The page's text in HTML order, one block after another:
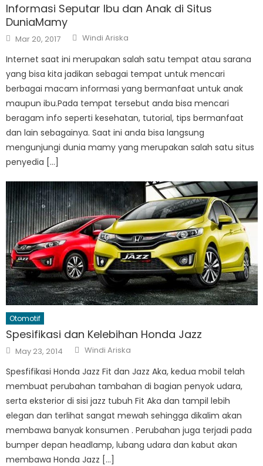
Informasi Seputar Ibu dan Anak di Situs
DuniaMamy
Posted
on
Mar 20, 2017 Author
Windi Ariska
Internet saat ini merupakan salah satu tempat atau sarana
yang bisa kita jadikan sebagai tempat untuk mencari
berbagai macam informasi yang bermanfaat untuk anak
maupun ibu.Pada tempat tersebut anda bisa mencari
beragam info seperti kesehatan, tutorial, tips bermanfaat
dan lain sebagainya. Saat ini anda bisa langsung
mengunjungi dunia mamy yang merupakan salah satu situs
penyedia […]
Otomotif
Spesifikasi dan Kelebihan Honda Jazz
Posted
on
May 23, 2014 Author
Windi Ariska
Spesfifikasi Honda Jazz Fit dan Jazz Aka, kedua mobil telah
membuat perubahan tambahan di bagian penyok udara,
serta eksterior di sisi jazz tubuh Fit Aka dan tampil lebih
elegan dan terlihat sangat mewah sehingga dikalim akan
membawa banyak konsumen . Perubahan juga terjadi pada
bumper depan headlamp, lubang udara dan kabut akan
membawa Honda Jazz […]